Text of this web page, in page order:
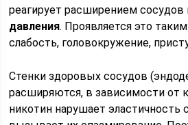
реагирует расширением сосудов
давления. Проявляется это
слабость, головокружение,
Стенки здоровых сосудов
расширяются, в зависимости от
никотин нарушает эластичность